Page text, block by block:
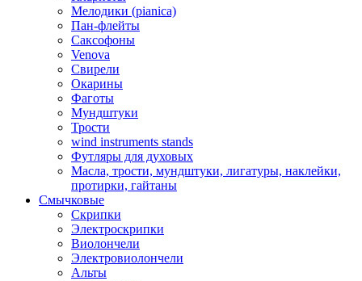
Мелодики (pianica)
Пан-флейты
Саксофоны
Venova
Свирели
Окарины
Фаготы
Мундштуки
Трости
wind instruments stands
Футляры для духовых
Масла, трости, мундштуки, лигатуры, наклейки,
протирки, гайтаны
Смычковые
Скрипки
Электроскрипки
Виолончели
Электровиолончели
Альты